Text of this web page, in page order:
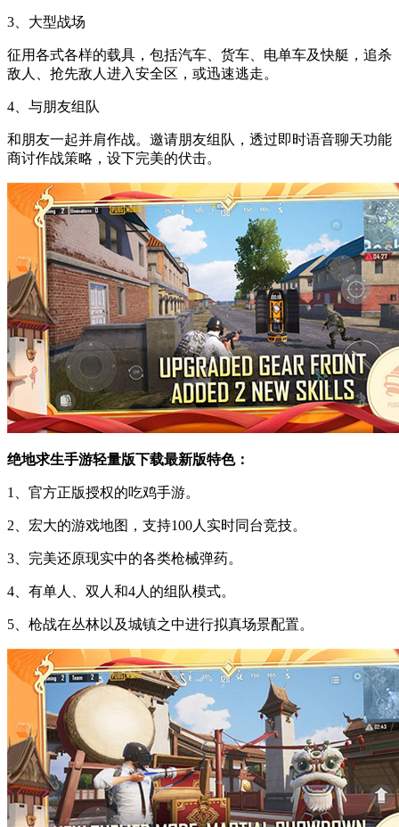
3、大型战场
征用各式各样的载具，包括汽车、货车、电单车及快艇，追杀
敌人、抢先敌人进入安全区，或迅速逃走。
4、与朋友组队
和朋友一起并肩作战。邀请朋友组队，透过即时语音聊天功能
商讨作战策略，设下完美的伏击。
绝地求生手游轻量版下载最新版特色：
1、官方正版授权的吃鸡手游。
2、宏大的游戏地图，支持100人实时同台竞技。
3、完美还原现实中的各类枪械弹药。
4、有单人、双人和4人的组队模式。
5、枪战在丛林以及城镇之中进行拟真场景配置。